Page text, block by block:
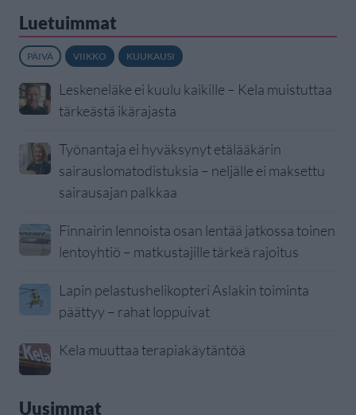
Luetuimmat
PÄIVÄ VIIKKO KUUKAUSI
Leskeneläke ei kuulu kaikille – Kela muistuttaa
tärkeästä ikärajasta
Työnantaja ei hyväksynyt etälääkärin
sairauslomatodistuksia – neljälle ei maksettu
sairausajan palkkaa
Finnairin lennoista osan lentää jatkossa toinen
lentoyhtiö – matkustajille tärkeä rajoitus
Lapin pelastushelikopteri Aslakin toiminta
päättyy – rahat loppuivat
Kela muuttaa terapiakäytäntöä
Uusimmat